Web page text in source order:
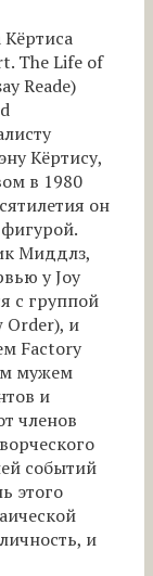
The Life of
Reade)
Кёртису,
в 1980
он
Миддлз,
у Joy
с группой
Order), и
Factory
мужем
и
членов
событий
этого
и